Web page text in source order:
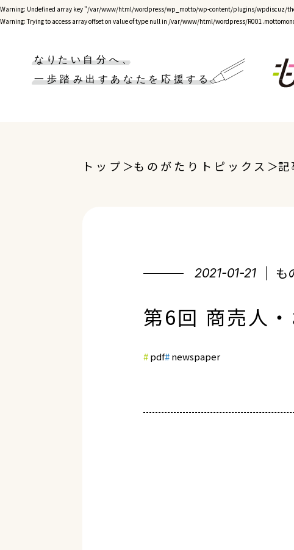
Warning: Undefined array key "/var/www/html/wordpress/wp_motto/wp-content/plugins/wpdiscuz/
Warning: Trying to access array offset on value of type null in /var/www/html/wordpress/
トップ ものがたりトピックス 記
2021-01-21 も
第6回 商売人
pdf newspaper